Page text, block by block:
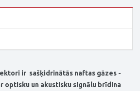
ir sašķidrinātās naftas gāzes -
optisku un akustisku signālu brīdina